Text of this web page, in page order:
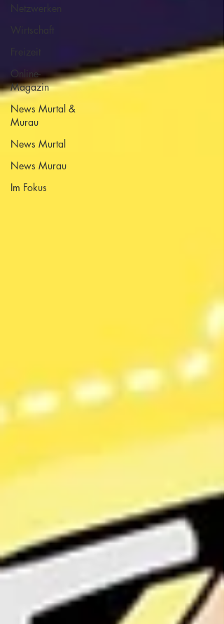
Netzwerken
Wirtschaft
Online-
Magazin
News Murtal &
Murau
News Murtal
News Murau
Im Fokus